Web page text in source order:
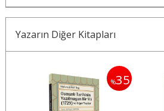
Yazarın Diğer Kitapları
%35